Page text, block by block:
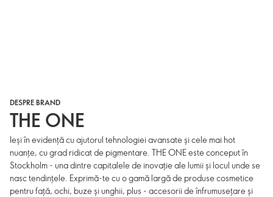
DESPRE BRAND
THE ONE
Ieși în evidență cu ajutorul tehnologiei avansate și cele mai hot
nuanțe, cu grad ridicat de pigmentare. THE ONE este conceput în
Stockholm - una dintre capitalele de inovație ale lumii și locul unde se
nasc tendințele. Exprimă-te cu o gamă largă de produse cosmetice
pentru față, ochi, buze și unghii, plus - accesorii de înfrumusețare și